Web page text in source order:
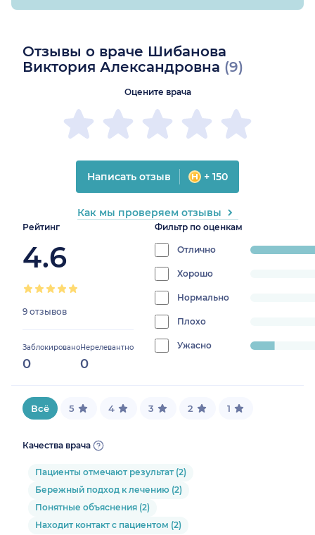
Отзывы о враче Шибанова
Виктория Александровна (9)
Рейтинг
4.6
9 отзывов
Заблокировано
0
Нерелевантно
0
Фильтр по оценкам
Отлично
progress:
Хорошо
0%
Нормально
0%
Плохо
0%
Ужасно
progress:
11.11111111111111%
Оцените врача
Написать отзыв + 150
Как мы проверяем отзывы
Всё 5 4 3 2 1
Качества врача
Пациенты отмечают результат (2)
Бережный подход к лечению (2)
Понятные объяснения (2)
Находит контакт с пациентом (2)